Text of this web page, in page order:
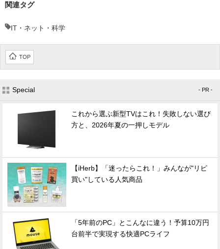
関連タグ
IT・ネット・科学
TOP
Special - PR -
これから選ぶ新型TVはこれ！失敗しない選び
方と、2026年夏の一押しモデル
【iHerb】「迷ったらこれ！」みんなが"リピ
買い"している人気商品
「5年前のPC」とこんなに違う！予算10万円
台前半で実現する快適PCライフ